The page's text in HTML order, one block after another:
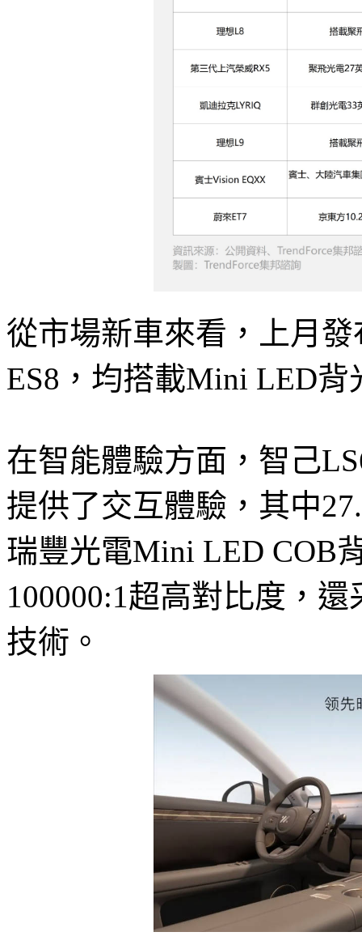
從市場新車來看，上月
ES8，均搭載Mini LED背
在智能體驗方面，智己
提供了交互體驗，其中
瑞豐光電Mini LED COB
100000:1超高對比度，
技術。